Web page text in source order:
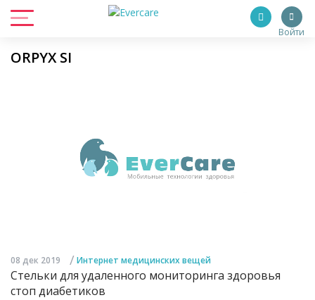
Войти
ORPYX SI
08 дек 2019 / Интернет медицинских вещей
Стельки для удаленного мониторинга здоровья
стоп диабетиков